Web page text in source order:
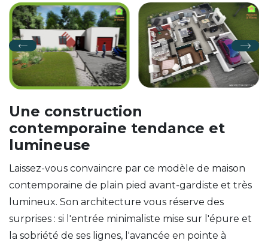
Une construction
contemporaine tendance et
lumineuse
Laissez-vous convaincre par ce modèle de maison
contemporaine de plain pied avant-gardiste et très
lumineux. Son architecture vous réserve des
surprises : si l'entrée minimaliste mise sur l'épure et
la sobriété de ses lignes, l'avancée en pointe à